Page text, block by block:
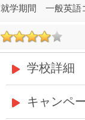
一般英語
学校詳細
キャンペ